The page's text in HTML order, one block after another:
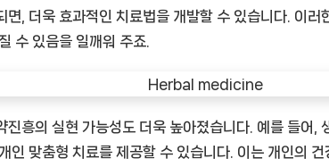
면, 더욱 효과적인 치료법을 개발할 수 있습니다. 이러
수 있음을 일깨워 주죠.
진흥의 실현 가능성도 더욱 높아졌습니다. 예를 들어,
인 맞춤형 치료를 제공할 수 있습니다. 이는 개인의